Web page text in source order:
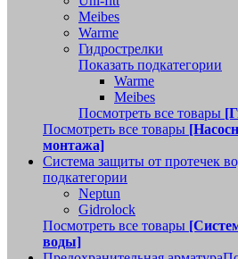
Meibes
Warme
Гидрострелки
Показать подкатегории
Warme
Meibes
Посмотреть все товары
Посмотреть все товары
монтажа]
Система защиты от протечек
подкатегории
Neptun
Gidrolock
Посмотреть все товары
воды]